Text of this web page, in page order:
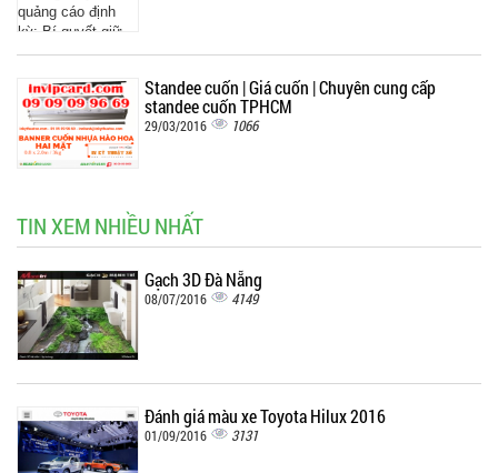
Standee cuốn | Giá cuốn | Chuyên cung cấp
standee cuốn TPHCM
29/03/2016 1066
TIN XEM NHIỀU NHẤT
Gạch 3D Đà Nẵng
08/07/2016 4149
Đánh giá màu xe Toyota Hilux 2016
01/09/2016 3131